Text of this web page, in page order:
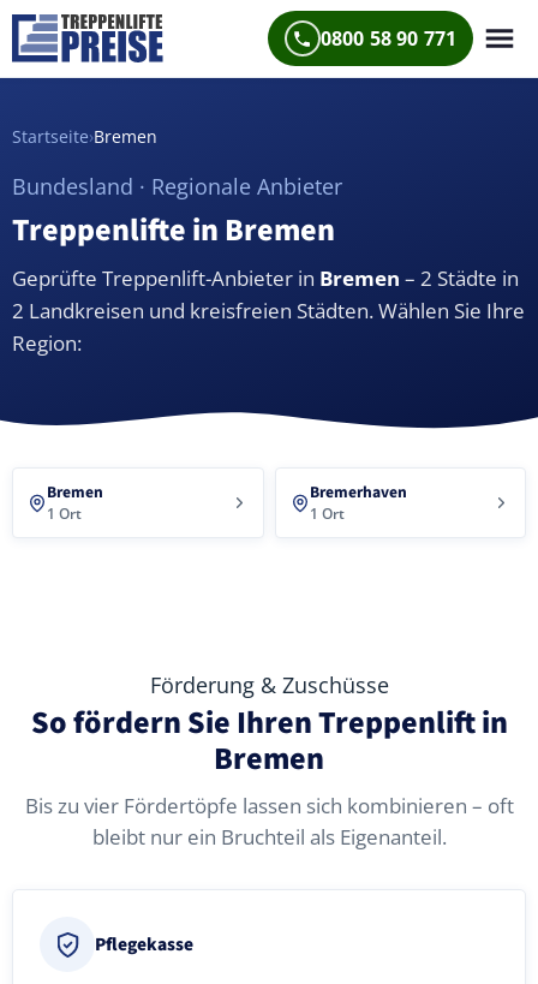
0800 58 90 771
Startseite›Bremen
Bundesland · Regionale Anbieter
Treppenlifte in Bremen
Geprüfte Treppenlift-Anbieter in Bremen – 2 Städte in
2 Landkreisen und kreisfreien Städten. Wählen Sie Ihre
Region:
Bremen
1 Ort
Bremerhaven
1 Ort
Förderung & Zuschüsse
So fördern Sie Ihren Treppenlift in
Bremen
Bis zu vier Fördertöpfe lassen sich kombinieren – oft
bleibt nur ein Bruchteil als Eigenanteil.
Pflegekasse